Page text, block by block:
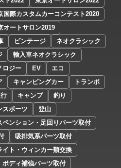
国際カスタムカーコンテスト2020
オートサロン2019
ビンテージ
ネオクラシック
輸入車ネオクラシック
ロジー EV
エコ
キャンピングカー
トランポ
キャンプ
釣り
スポーツ
登山
ペンション・足回りパーツ取付
吸排気系パーツ取付
イト・ウィンカー類交換
ボディ補強パーツ取付